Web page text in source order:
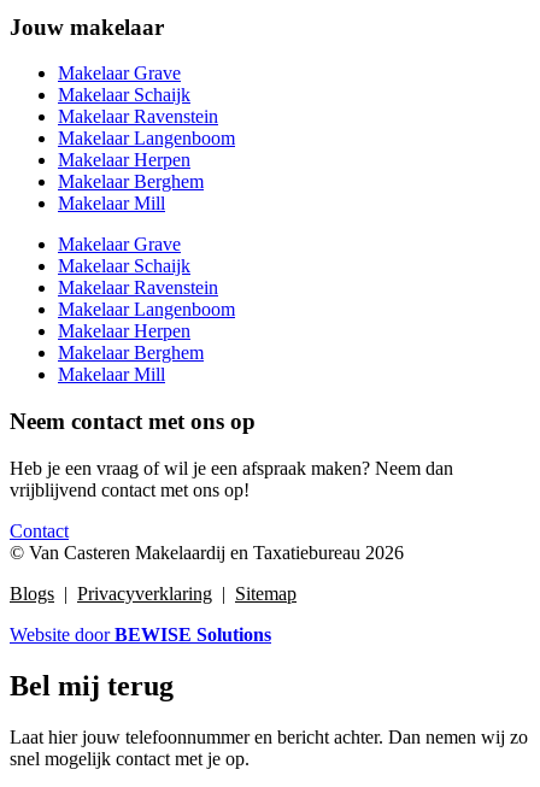
Jouw makelaar
Makelaar Grave
Makelaar Schaijk
Makelaar Ravenstein
Makelaar Langenboom
Makelaar Herpen
Makelaar Berghem
Makelaar Mill
Makelaar Grave
Makelaar Schaijk
Makelaar Ravenstein
Makelaar Langenboom
Makelaar Herpen
Makelaar Berghem
Makelaar Mill
Neem contact met ons op
Heb je een vraag of wil je een afspraak maken? Neem dan
vrijblijvend contact met ons op!
Contact
© Van Casteren Makelaardij en Taxatiebureau 2026
Blogs | Privacyverklaring | Sitemap
Website doorBEWISE Solutions
Bel mij terug
Laat hier jouw telefoonnummer en bericht achter. Dan nemen wij zo
snel mogelijk contact met je op.